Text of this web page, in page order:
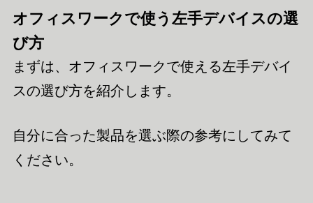
オフィスワークで使う左手デバイスの選
び方
まずは、オフィスワークで使える左手デバイ
スの選び方を紹介します。
自分に合った製品を選ぶ際の参考にしてみて
ください。